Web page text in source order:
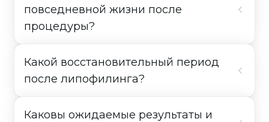
повседневной жизни после
процедуры?
Какой восстановительный период
после липофилинга?
Каковы ожидаемые результаты и